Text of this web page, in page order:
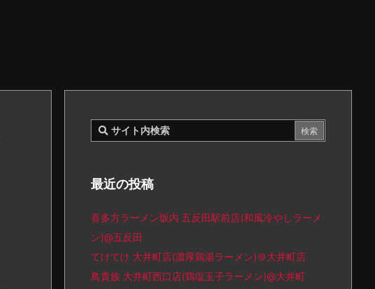
最近の投稿
喜多方ラーメン坂内 五反田駅前店(和風冷やしラーメ
ン)@五反田
てけてけ 大井町店(濃厚鶏湯ラーメン)＠大井町店
鳥貴族 大井町西口店(鶏塩玉子ラーメン)@大井町